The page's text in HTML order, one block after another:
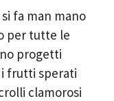
fa man mano
per tutte le
progetti
frutti sperati
clamorosi